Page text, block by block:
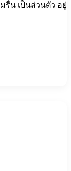
รื่น​ เป็นส่วนตัว อยู่